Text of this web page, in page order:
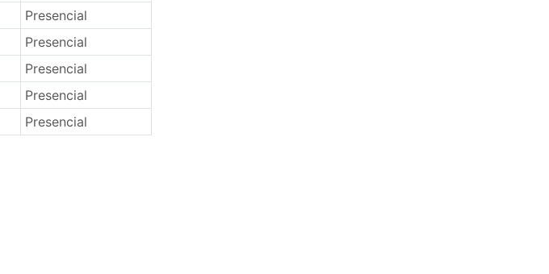
Presencial
Presencial
Presencial
Presencial
Presencial